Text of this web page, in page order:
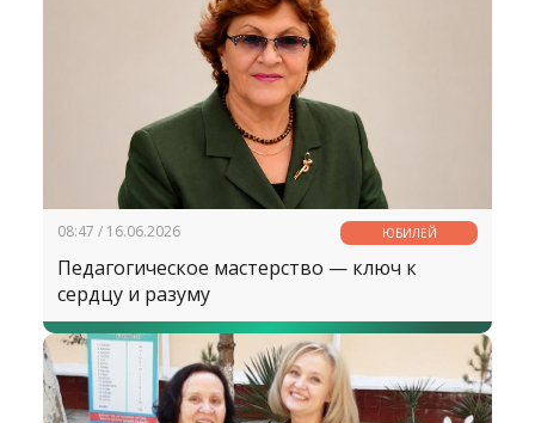
08:47 / 16.06.2026 ЮБИЛЕЙ
Педагогическое мастерство — ключ к
сердцу и разуму